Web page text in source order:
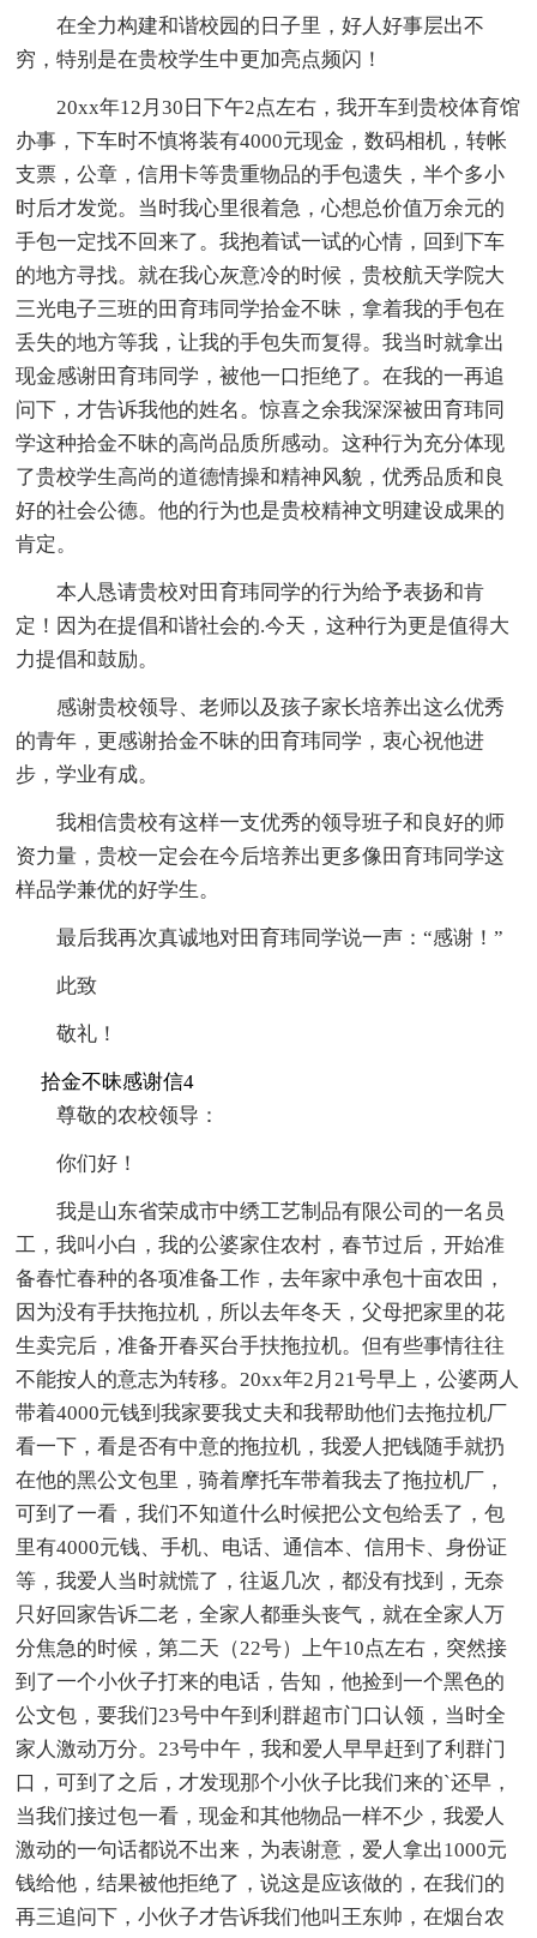
在全力构建和谐校园的日子里，好人好事层出不
穷，特别是在贵校学生中更加亮点频闪！
20xx年12月30日下午2点左右，我开车到贵校体育馆
办事，下车时不慎将装有4000元现金，数码相机，转帐
支票，公章，信用卡等贵重物品的手包遗失，半个多小
时后才发觉。当时我心里很着急，心想总价值万余元的
手包一定找不回来了。我抱着试一试的心情，回到下车
的地方寻找。就在我心灰意冷的时候，贵校航天学院大
三光电子三班的田育玮同学拾金不昧，拿着我的手包在
丢失的地方等我，让我的手包失而复得。我当时就拿出
现金感谢田育玮同学，被他一口拒绝了。在我的一再追
问下，才告诉我他的姓名。惊喜之余我深深被田育玮同
学这种拾金不昧的高尚品质所感动。这种行为充分体现
了贵校学生高尚的道德情操和精神风貌，优秀品质和良
好的社会公德。他的行为也是贵校精神文明建设成果的
肯定。
本人恳请贵校对田育玮同学的行为给予表扬和肯
定！因为在提倡和谐社会的.今天，这种行为更是值得大
力提倡和鼓励。
感谢贵校领导、老师以及孩子家长培养出这么优秀
的青年，更感谢拾金不昧的田育玮同学，衷心祝他进
步，学业有成。
我相信贵校有这样一支优秀的领导班子和良好的师
资力量，贵校一定会在今后培养出更多像田育玮同学这
样品学兼优的好学生。
最后我再次真诚地对田育玮同学说一声：“感谢！”
此致
敬礼！
拾金不昧感谢信4
尊敬的农校领导：
你们好！
我是山东省荣成市中绣工艺制品有限公司的一名员
工，我叫小白，我的公婆家住农村，春节过后，开始准
备春忙春种的各项准备工作，去年家中承包十亩农田，
因为没有手扶拖拉机，所以去年冬天，父母把家里的花
生卖完后，准备开春买台手扶拖拉机。但有些事情往往
不能按人的意志为转移。20xx年2月21号早上，公婆两人
带着4000元钱到我家要我丈夫和我帮助他们去拖拉机厂
看一下，看是否有中意的拖拉机，我爱人把钱随手就扔
在他的黑公文包里，骑着摩托车带着我去了拖拉机厂，
可到了一看，我们不知道什么时候把公文包给丢了，包
里有4000元钱、手机、电话、通信本、信用卡、身份证
等，我爱人当时就慌了，往返几次，都没有找到，无奈
只好回家告诉二老，全家人都垂头丧气，就在全家人万
分焦急的时候，第二天（22号）上午10点左右，突然接
到了一个小伙子打来的电话，告知，他捡到一个黑色的
公文包，要我们23号中午到利群超市门口认领，当时全
家人激动万分。23号中午，我和爱人早早赶到了利群门
口，可到了之后，才发现那个小伙子比我们来的`还早，
当我们接过包一看，现金和其他物品一样不少，我爱人
激动的一句话都说不出来，为表谢意，爱人拿出1000元
钱给他，结果被他拒绝了，说这是应该做的，在我们的
再三追问下，小伙子才告诉我们他叫王东帅，在烟台农